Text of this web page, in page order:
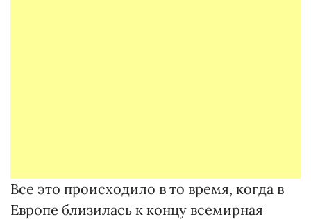
Все это происходило в то время, когда в
Европе близилась к концу всемирная